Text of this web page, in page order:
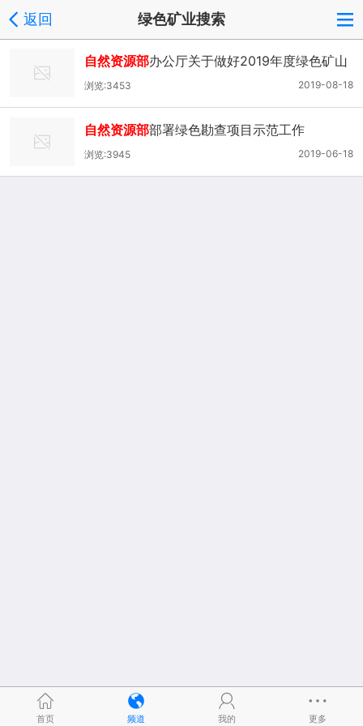
返回 绿色矿业搜索
自然资源部办公厅关于做好2019年度绿色矿山
网上信息填报的函
2019-08-18
浏览:3453
自然资源部部署绿色勘查项目示范工作
2019-06-18
浏览:3945
首页 频道 我的 更多